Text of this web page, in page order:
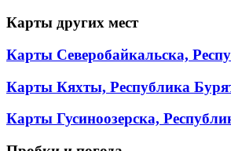
Карты других мест
Карты Северобайкальска,
Карты Кяхты, Республика
Карты Гусиноозерска,